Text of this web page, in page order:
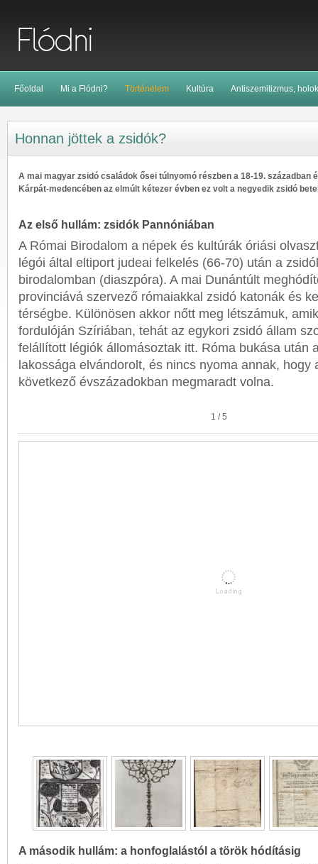
Főoldal Mi a Flódni? Történelem Kultúra Antiszemitizmus,
Honnan jöttek a zsidók?
A mai magyar zsidó családok ősei túlnyomó részben a 18-19. században
Kárpát-medencében az elmúlt kétezer évben ez volt a negyedik zsidó
Az első hullám: zsidók Pannóniában
A Római Birodalom a népek és kultúrák óriási
légói által eltiport judeai felkelés (66-70) után a
birodalomban (diaszpóra). A mai Dunántúlt
provinciává szervező rómaiakkal zsidó katonák és
térségbe. Különösen akkor nőtt meg létszámuk,
fordulóján Szíriában, tehát az egykori zsidó állam
felállított légiók állomásoztak itt. Róma bukása után
lakossága elvándorolt, és nincs nyoma annak, hogy
következő évszázadokban megmaradt volna.
1 /5
A második hullám: a honfoglalástól a török hódításig